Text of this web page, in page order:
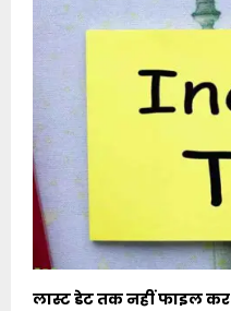
लास्ट डेट तक नहीं फाइल